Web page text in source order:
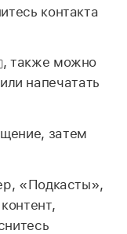
контакта
,также можно
напечатать
затем
«Подкасты»,